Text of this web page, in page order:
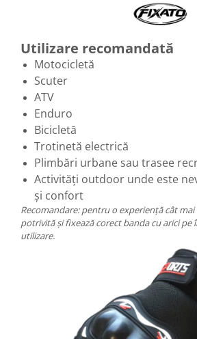
Utilizare recomandată
Motocicletă
Scuter
ATV
Enduro
Bicicletă
Trotinetă electrică
Plimbări urbane sau trasee
Activități outdoor unde este
și confort
Recomandare: pentru o experiență cât
potrivită și fixează corect banda cu arici pe
utilizare.